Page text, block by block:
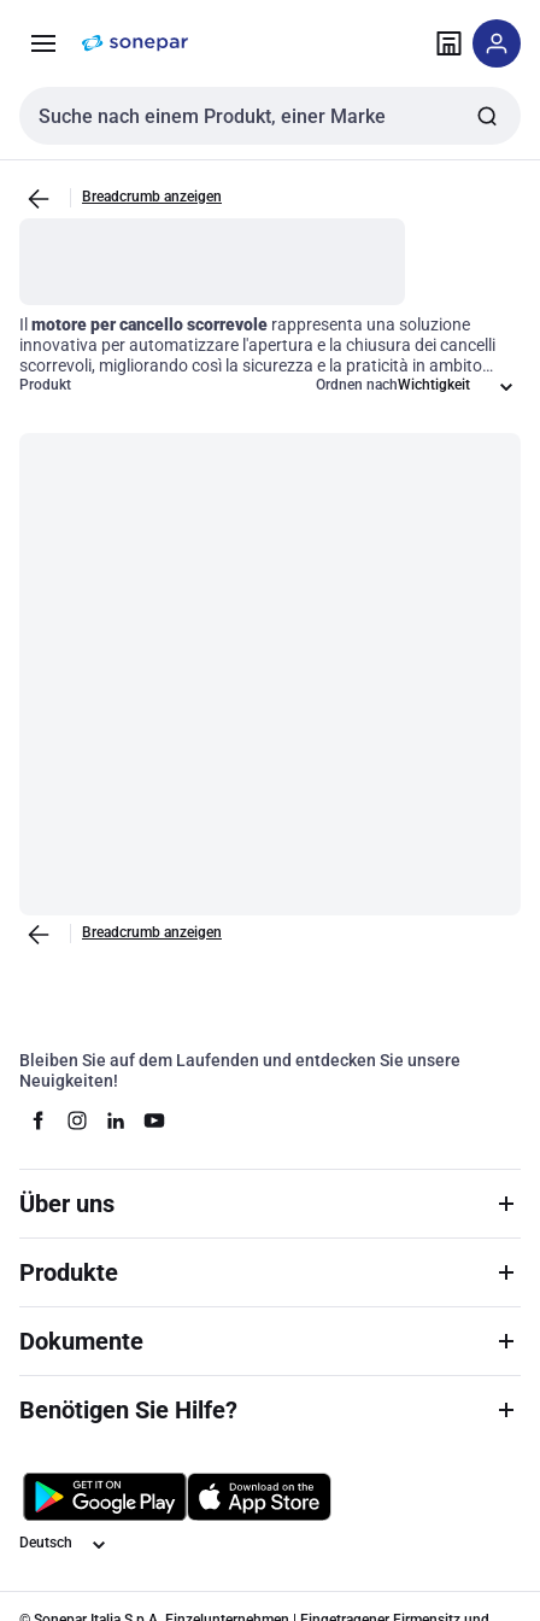
NavigationInhalt
Sucheingabe
Breadcrumb anzeigen
Il motore per cancello scorrevole rappresenta una soluzione
innovativa per automatizzare l'apertura e la chiusura dei cancelli
scorrevoli, migliorando così la sicurezza e la praticità in ambito
residenziale, commerciale e industriale. Questi dispositivi, disponibili
Produkt Ordnen nach
Breadcrumb anzeigen
Bleiben Sie auf dem Laufenden und entdecken Sie unsere
Neuigkeiten!
Über uns
Produkte
Dokumente
Benötigen Sie Hilfe?
Sprache